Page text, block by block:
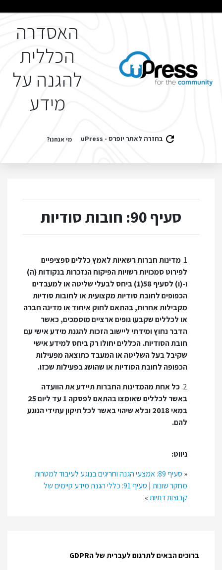
האסדרה
הכללית
להגנה על
מידע
בחזרה לאתר יופרס - uPress מי אנחנו?
ברוכים הבאים לתרגום לעברית של הGDPR
סעיף 90: חובות סודיות
1. מדינות חברות רשאיות לאמץ כללים ספציפיים
לפירוט סמכויות רשויות הפיקוח הנזכרות בנקודות (ה)
ו-(ו) לסעיף 58(1) ביחס לבעלי שליטה או למעבדים
הכפופים לחובת סודיות מקצועית או לחובות סודיות
מקבילות אחרות, בהתאם לחוק איחוד או מדינה חברה
או לכללים שקבעו גופים ארציים מוסמכים, כאשר
הדבר נחוץ ומידתי ליישוב הזכות להגנת מידע אישי עם
חובת הסודיות. הכללים יחולו רק ביחס למידע אישי
שקיבל בעל השליטה או המעבד כתוצאה מפעילות
הכפופה לחובת הסודיות או שהושג בפעילות שכזו.
2. כל אחת מהמדינות החברות תיידע את הוועדה
באשר לכללים שאומצו בהתאם לפסקה 1 עד ליום 25
במאי 2018 ובלא שיהוי באשר לכל תיקון עתידי הנוגע
להם.
ניווט:
«
סעיף 89: אמצעי הגנה וחריגים בנוגע לעיבוד למטרות
מחקר שונות |
סעיף 91: כללי הגנת מידע קיימים של
קבוצות דתיות»